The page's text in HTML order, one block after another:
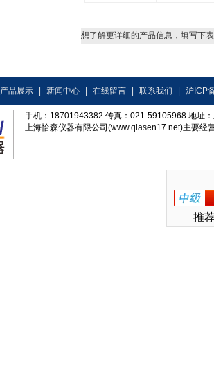
想了解更详细的产品信息，填写下
产品展示 新闻中心 在线留言 联系我们 沪ICP
手机：18701943382 传真：021-59105968 地址
上海恰森仪器有限公司(www.qiasen17.net)主要经
推